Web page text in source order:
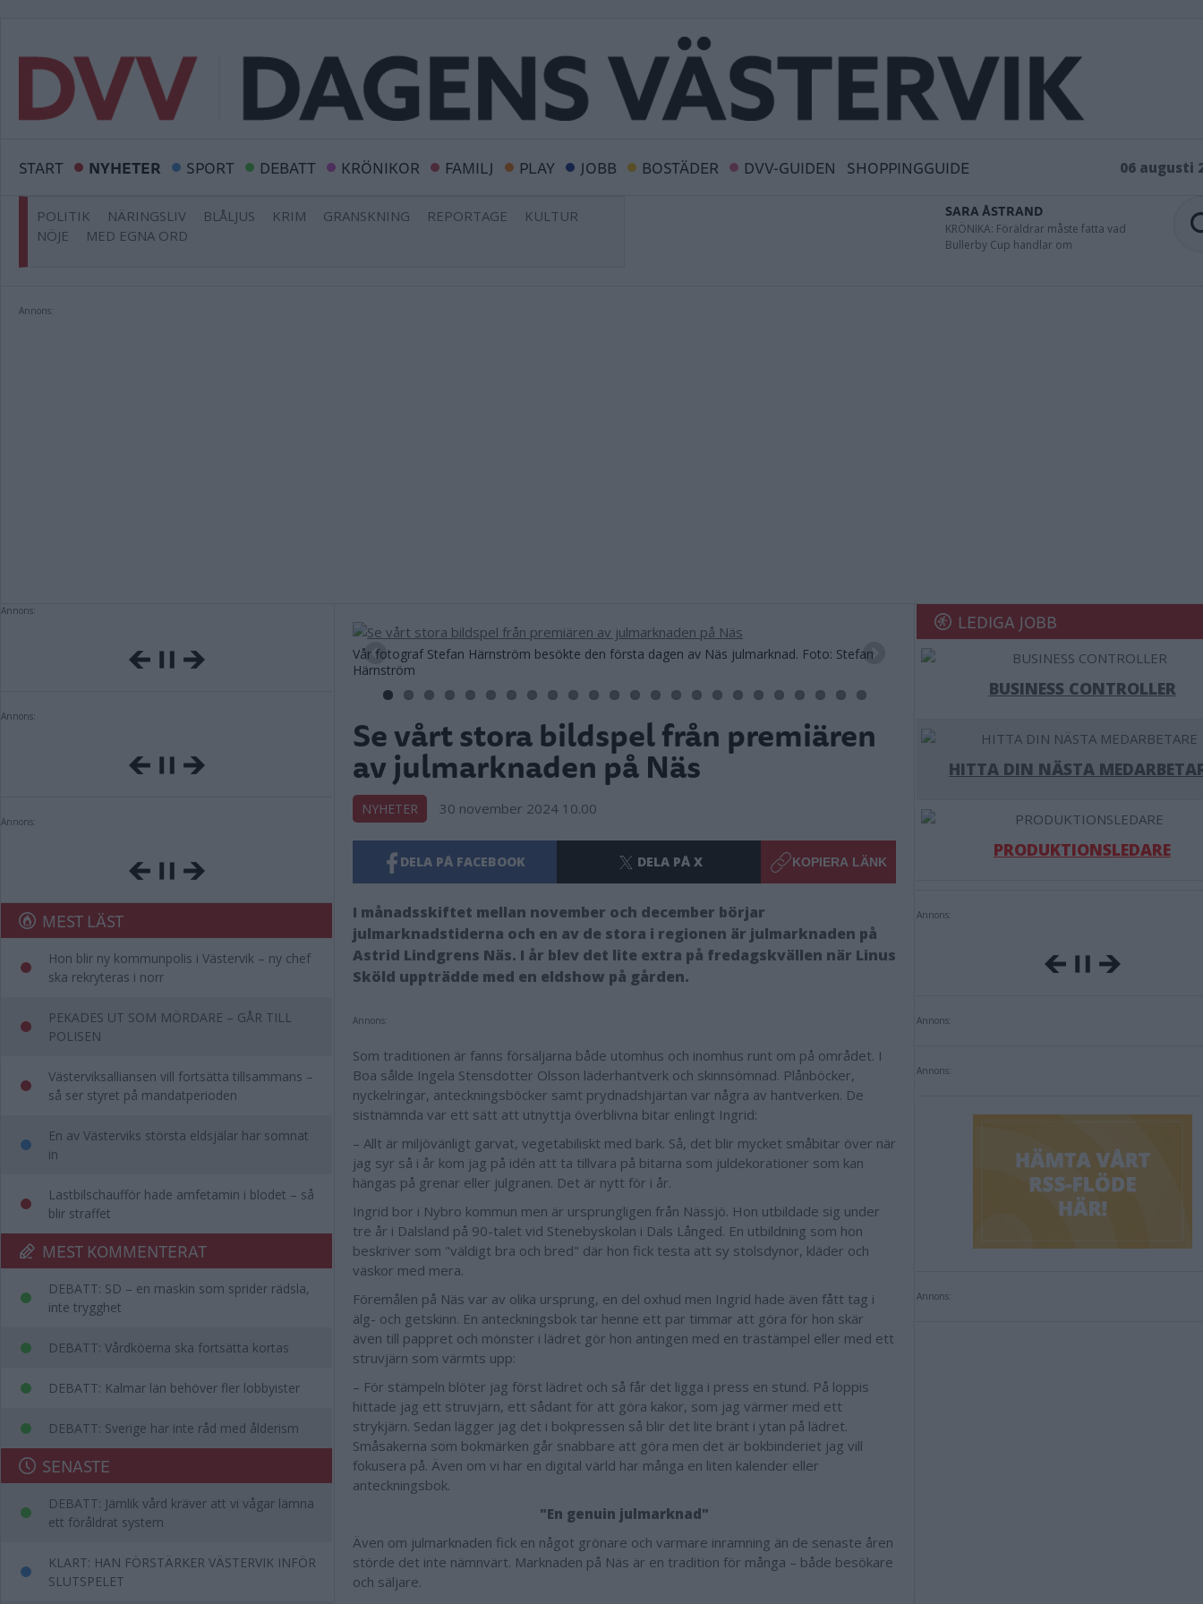
START NYHETER SPORT DEBATT KRÖNIKOR FAMILJ PLAY JOBB BOSTÄDER DVV-GUIDEN SHOPPINGGUIDE 06 augusti
POLITIK NÄRINGSLIV BLÅLJUS KRIM GRANSKNING REPORTAGE
KULTUR
NÖJE
MED EGNA ORD
SARA ÅSTRAND
KRÖNIKA: Föräldrar måste fatta vad
Bullerby Cup handlar om
Annons:
Annons:
Annons:
Annons:
MEST LÄST
Hon blir ny kommunpolis i Västervik – ny chef
ska rekryteras i norr
PEKADES UT SOM MÖRDARE – GÅR TILL
POLISEN
Västerviksalliansen vill fortsätta tillsammans –
så ser styret på mandatperioden
En av Västerviks största eldsjälar har somnat
in
Lastbilschaufför hade amfetamin i blodet – så
blir straffet
MEST KOMMENTERAT
DEBATT: SD – en maskin som sprider rädsla,
inte trygghet
DEBATT: Vårdköerna ska fortsätta kortas
DEBATT: Kalmar län behöver fler lobbyister
DEBATT: Sverige har inte råd med ålderism
SENASTE
DEBATT: Jämlik vård kräver att vi vågar lämna
ett föråldrat system
KLART: HAN FÖRSTÄRKER VÄSTERVIK INFÖR
SLUTSPELET
Vår fotograf Stefan Härnström besökte den första dagen av Näs julmarknad. Foto: Stefan
Härnström
Se vårt stora bildspel från premiären
av julmarknaden på Näs
NYHETER 30 november 2024 10.00
DELA PÅ FACEBOOK DELA PÅ X KOPIERA LÄNK
I månadsskiftet mellan november och december börjar
julmarknadstiderna och en av de stora i regionen är julmarknaden på
Astrid Lindgrens Näs. I år blev det lite extra på fredagskvällen när Linus
Sköld uppträdde med en eldshow på gården.
Annons:
Som traditionen är fanns försäljarna både utomhus och inomhus runt om på området. I
Boa sålde Ingela Stensdotter Olsson läderhantverk och skinnsömnad. Plånböcker,
nyckelringar, anteckningsböcker samt prydnadshjärtan var några av hantverken. De
sistnämnda var ett sätt att utnyttja överblivna bitar enlingt Ingrid:
– Allt är miljövänligt garvat, vegetabiliskt med bark. Så, det blir mycket småbitar över när
jag syr så i år kom jag på idén att ta tillvara på bitarna som juldekorationer som kan
hängas på grenar eller julgranen. Det är nytt för i år.
Ingrid bor i Nybro kommun men är ursprungligen från Nässjö. Hon utbildade sig under
tre år i Dalsland på 90-talet vid Stenebyskolan i Dals Långed. En utbildning som hon
beskriver som "väldigt bra och bred" där hon fick testa att sy stolsdynor, kläder och
väskor med mera.
Föremålen på Näs var av olika ursprung, en del oxhud men Ingrid hade även fått tag i
älg- och getskinn. En anteckningsbok tar henne ett par timmar att göra för hon skär
även till pappret och mönster i lädret gör hon antingen med en trästämpel eller med ett
struvjärn som värmts upp:
– För stämpeln blöter jag först lädret och så får det ligga i press en stund. På loppis
hittade jag ett struvjärn, ett sådant för att göra kakor, som jag värmer med ett
strykjärn. Sedan lägger jag det i bokpressen så blir det lite bränt i ytan på lädret.
Småsakerna som bokmärken går snabbare att göra men det är bokbinderiet jag vill
fokusera på. Även om vi har en digital värld har många en liten kalender eller
anteckningsbok.
"En genuin julmarknad"
Även om julmarknaden fick en något grönare och varmare inramning än de senaste åren
störde det inte nämnvärt. Marknaden på Näs är en tradition för många – både besökare
och säljare.
LEDIGA JOBB
BUSINESS CONTROLLER
HITTA DIN NÄSTA
PRODUKTIONSLEDARE
Annons:
Annons:
Annons:
Annons: